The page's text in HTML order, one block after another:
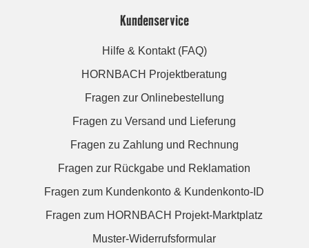
Kundenservice
Hilfe & Kontakt (FAQ)
HORNBACH Projektberatung
Fragen zur Onlinebestellung
Fragen zu Versand und Lieferung
Fragen zu Zahlung und Rechnung
Fragen zur Rückgabe und Reklamation
Fragen zum Kundenkonto & Kundenkonto-ID
Fragen zum HORNBACH Projekt-Marktplatz
Muster-Widerrufsformular